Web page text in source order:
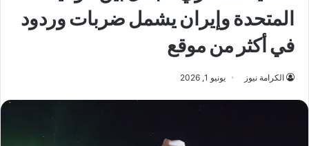
المتحدة وإيران يشمل ضربات وردود
في أكثر من موقع
الكرامة نيوز يونيو 1, 2026